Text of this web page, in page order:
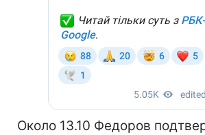
Около 13.10 Федоров